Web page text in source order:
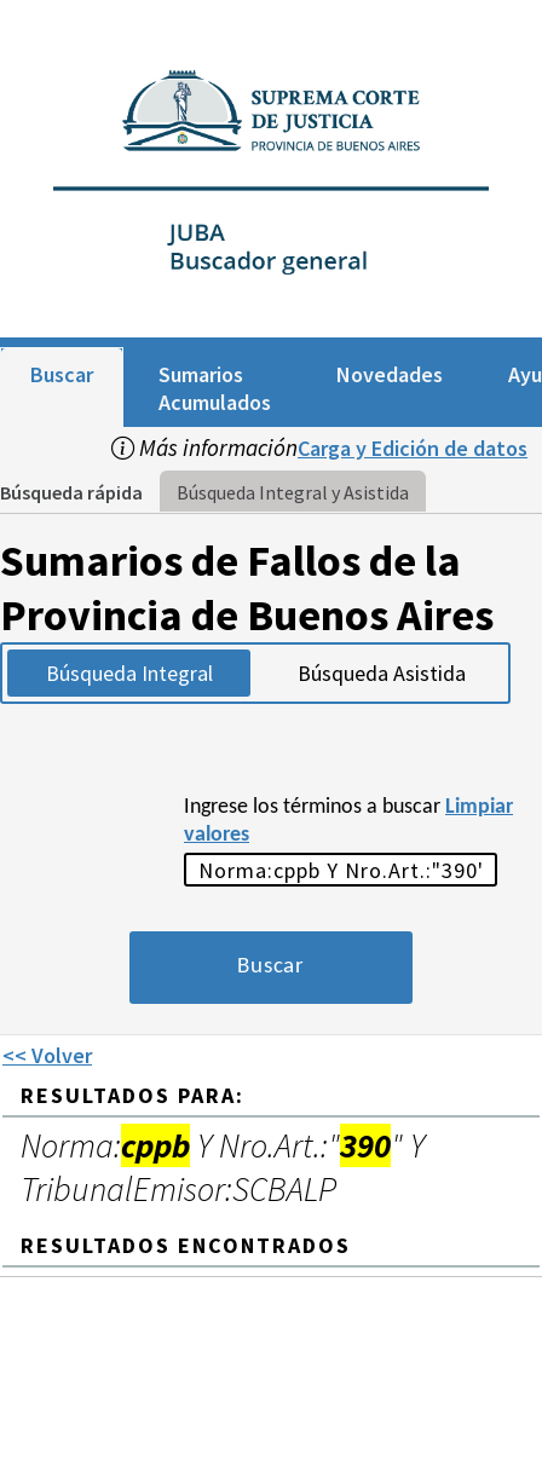
Buscar
Sumarios
Acumulados
Novedades
Más informaciónCarga y Edición de datos
Búsqueda rápida Búsqueda Integral y Asistida
Sumarios de Fallos de la
Provincia de Buenos Aires
Búsqueda Integral Búsqueda Asistida
Ingrese los términos a buscar Limpiar
valores
<< Volver
RESULTADOS PARA:
Norma:cppb Y Nro.Art.:"390" Y
TribunalEmisor:SCBALP
RESULTADOS ENCONTRADOS